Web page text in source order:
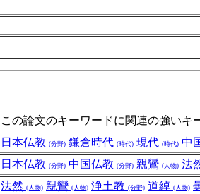
この論文のキーワードに関連の強いキ
日本仏教 (分野) 鎌倉時代 (時代) 現代 (時代) 中
日本仏教 (分野) 中国仏教 (分野) 親鸞 (人物) 法
法然 (人物) 親鸞 (人物) 浄土教 (分野) 道綽 (人物)